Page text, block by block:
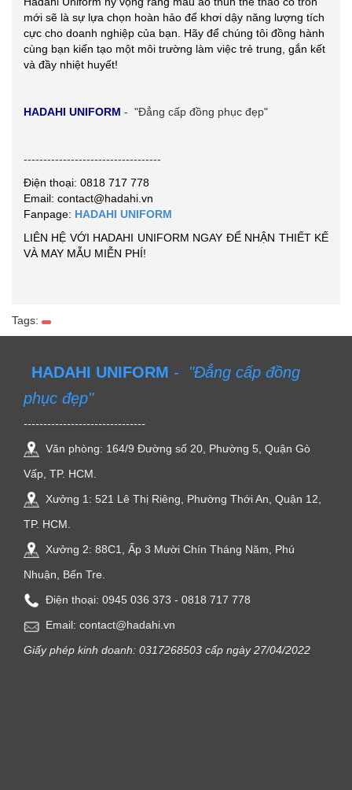
mới sẽ là sự lựa chọn hoàn hảo để khơi dậy năng lượng tích
cực cho doanh nghiệp của bạn. Hãy để chúng tôi đồng hành
cùng bạn kiến tạo một môi trường làm việc trẻ trung, gắn kết
và đầy nhiệt huyết!
HADAHI UNIFORM - "Đẳng cấp đồng phục đẹp"
-----------------------------------
Điện thoại: 0818 717 778
Email: contact@hadahi.vn
Fanpage: HADAHI UNIFORM
LIÊN HỆ VỚI HADAHI UNIFORM NGAY ĐỂ NHẬN THIẾT KẾ
VÀ MAY MẪU MIỄN PHÍ!
Tags:
HADAHI UNIFORM - "Đẳng cấp đồng
phục đẹp"
-------------------------------
Văn phòng: 164/9 Đường số 20, Phường 5, Quận Gò
Vấp, TP. HCM.
Xưởng 1: 521 Lê Thị Riêng, Phường Thới An, Quận 12,
TP. HCM.
Xưởng 2: 88C1, Ấp 3 Mười Chín Tháng Năm, Phú
Nhuận, Bến Tre.
Điện thoại: ‭0945 036 373‬ - 0818 717 778
Email: contact@hadahi.vn
Giấy phép kinh doanh: 0317268503 cấp ngày 27/04/2022